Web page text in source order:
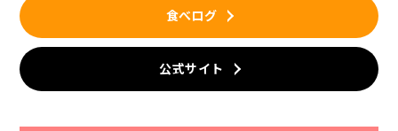
食べログ
公式サイト